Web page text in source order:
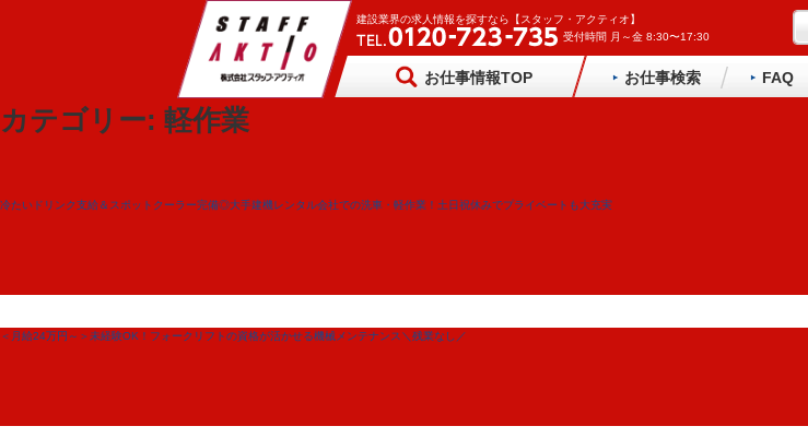
建設業界の求人情報を探すなら【スタッフ・アクティオ】
受付時間 月～金 8:30〜17:30
お仕事情報TOP お仕事検索 FAQ
カテゴリー: 軽作業
冷たいドリンク支給＆スポットクーラー完備◎大手建機レンタル会社での洗車・軽作業！土日祝休みでプライベートも大充実
＜月給24万円～＞未経験OK！フォークリフトの資格が活かせる機械メンテナンス＼残業なし／